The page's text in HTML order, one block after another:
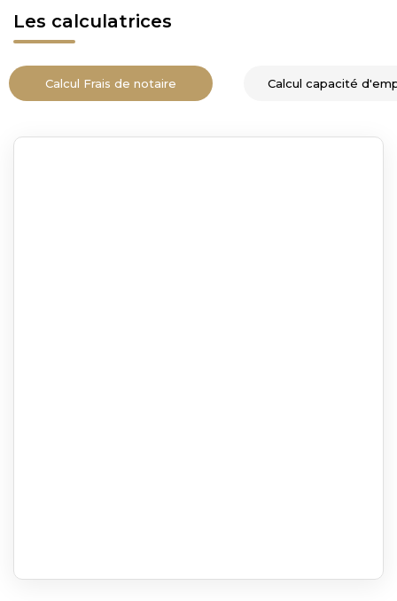
Les calculatrices
Calcul Frais de notaire Calcul capacité